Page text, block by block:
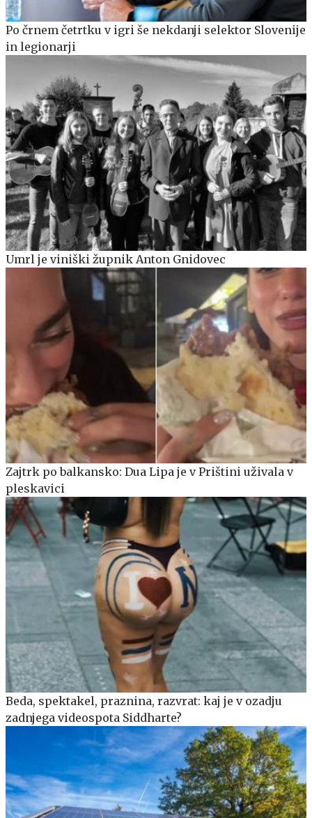
Po črnem četrtku v igri še nekdanji selektor Slovenije
in legionarji
Umrl je viniški župnik Anton Gnidovec
Zajtrk po balkansko: Dua Lipa je v Prištini uživala v
pleskavici
Beda, spektakel, praznina, razvrat: kaj je v ozadju
zadnjega videospota Siddharte?